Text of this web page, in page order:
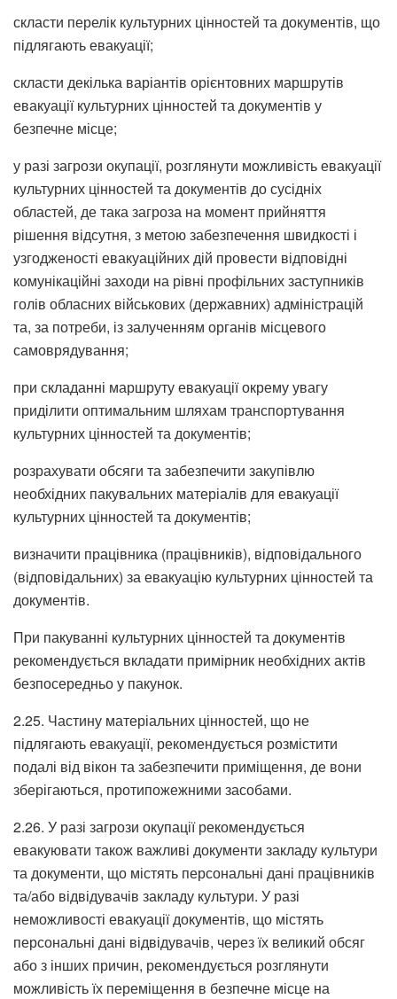
скласти перелік культурних цінностей та документів, що
підлягають евакуації;
скласти декілька варіантів орієнтовних маршрутів
евакуації культурних цінностей та документів у
безпечне місце;
у разі загрози окупації, розглянути можливість евакуації
культурних цінностей та документів до сусідніх
областей, де така загроза на момент прийняття
рішення відсутня, з метою забезпечення швидкості і
узгодженості евакуаційних дій провести відповідні
комунікаційні заходи на рівні профільних заступників
голів обласних військових (державних) адміністрацій
та, за потреби, із залученням органів місцевого
самоврядування;
при складанні маршруту евакуації окрему увагу
приділити оптимальним шляхам транспортування
культурних цінностей та документів;
розрахувати обсяги та забезпечити закупівлю
необхідних пакувальних матеріалів для евакуації
культурних цінностей та документів;
визначити працівника (працівників), відповідального
(відповідальних) за евакуацію культурних цінностей та
документів.
При пакуванні культурних цінностей та документів
рекомендується вкладати примірник необхідних актів
безпосередньо у пакунок.
2.25. Частину матеріальних цінностей, що не
підлягають евакуації, рекомендується розмістити
подалі від вікон та забезпечити приміщення, де вони
зберігаються, протипожежними засобами.
2.26. У разі загрози окупації рекомендується
евакуювати також важливі документи закладу культури
та документи, що містять персональні дані працівників
та/або відвідувачів закладу культури. У разі
неможливості евакуації документів, що містять
персональні дані відвідувачів, через їх великий обсяг
або з інших причин, рекомендується розглянути
можливість їх переміщення в безпечне місце на